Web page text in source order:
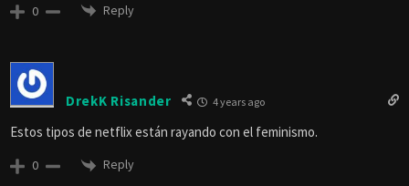
0 Reply
DrekK Risander 4 years ago
Estos tipos de netflix están rayando con el feminismo.
0 Reply